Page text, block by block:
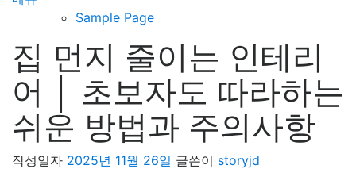
Sample Page
집 먼지 줄이는 인테리
어 │ 초보자도 따라하는
쉬운 방법과 주의사항
작성일자 2025년 11월 26일 글쓴이 storyjd